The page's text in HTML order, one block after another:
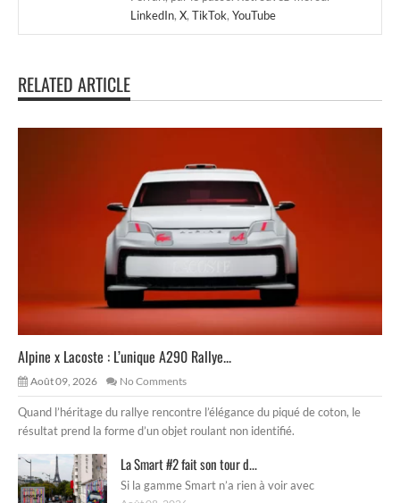
LinkedIn, X, TikTok, YouTube
RELATED ARTICLE
Alpine x Lacoste : L’unique A290 Rallye...
Août 09, 2026 No Comments
Quand l’héritage du rallye rencontre l’élégance du piqué de coton, le
résultat prend la forme d’un objet roulant non identifié.
La Smart #2 fait son tour d...
Si la gamme Smart n’a rien à voir avec